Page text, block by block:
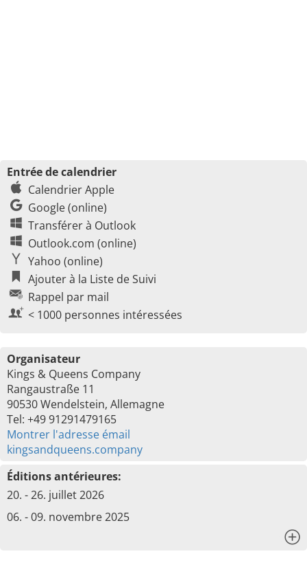
Entrée de calendrier
Calendrier Apple
Google (online)
Transférer à Outlook
Outlook.com (online)
Yahoo (online)
Ajouter à la Liste de Suivi
Rappel par mail
< 1000 personnes intéressées
Organisateur
Kings & Queens Company
Rangaustraße 11
90530 Wendelstein, Allemagne
Tel: +49 91291479165
Montrer l'adresse émail
kingsandqueens.company
Éditions antérieures:
20. - 26. juillet 2026
06. - 09. novembre 2025